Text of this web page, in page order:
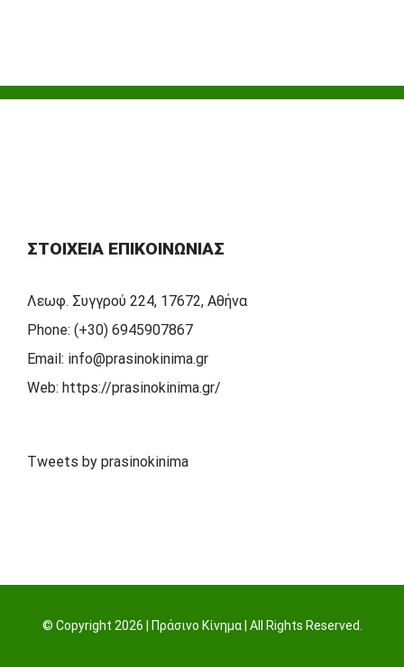
ΣΤΟΙΧΕΊΑ ΕΠΙΚΟΙΝΩΝΊΑΣ
Λεωφ. Συγγρού 224, 17672, Αθήνα
Phone: (+30) 6945907867
Email: info@prasinokinima.gr
Web: https://prasinokinima.gr/
Tweets by prasinokinima
© Copyright 2026 | Πράσινο Κίνημα | All Rights Reserved.